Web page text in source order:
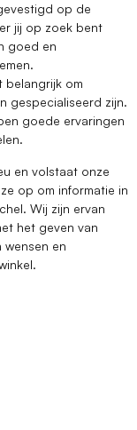
op de
jij op zoek bent
goed en
belangrijk om
gespecialiseerd zijn.
goede ervaringen
en volstaat onze
op om informatie in
Wij zijn ervan
het geven van
wensen en